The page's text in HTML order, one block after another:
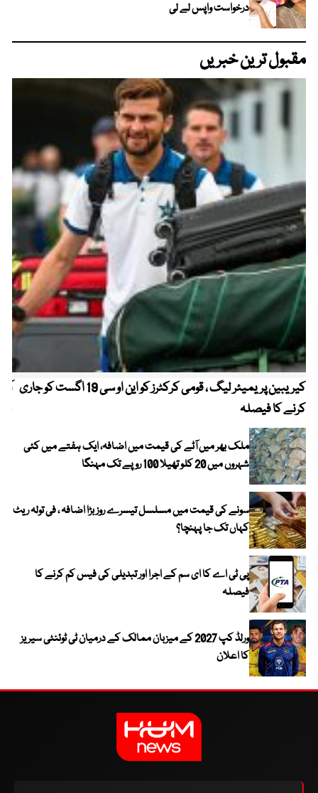
درخواست واپس لے لی
مقبول ترین خبریں
کیریبین پریمیئر لیگ ، قومی کرکٹرز کو این او سی 19 اگست کو جاری
کرنے کا فیصلہ
ملک بھر میں آٹے کی قیمت میں اضافہ، ایک ہفتے میں کئی
شہروں میں 20 کلو تھیلا 100 روپے تک مہنگا
سونے کی قیمت میں مسلسل تیسرے روز بڑا اضافہ ، فی تولہ ریٹ
کہاں تک جا پہنچا؟
پی ٹی اے کا ای سم کے اجرا اور تبدیلی کی فیس کم کرنے کا
فیصلہ
ورلڈ کپ 2027 کے میزبان ممالک کے درمیان ٹی ٹوئنٹی سیریز
کا اعلان